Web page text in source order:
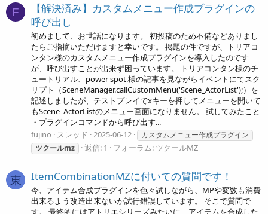
F
【解決済み】カスタムメニュー作成プラグインの
呼び出し
初めまして、お世話になります。 初投稿のため不備などありまし
たらご指摘いただけますと幸いです。 掲題の件ですが、トリアコ
ンタン様のカスタムメニュー作成プラグインを導入したのです
が、呼び出すことが出来ず困っています。 トリアコンタン様のチ
ュートリアル、power spot.様の記事を見ながらイベントにてスク
リプト（SceneManager.callCustomMenu('Scene_ActorList');）を
記述しましたが、テストプレイでxキーを押してメニューを開いて
もScene_ActorListのメニュー画面になりません。 試してみたこと
・プラグインコマンドから呼び出す...
fujino
スレッド 2025-06-12
カスタムメニュー作成プラグイン
ツクールmz
返信: 1 フォーラム: ツクールMZ
東 ItemCombinationMZに付いての質問です！
今、アイテム合成プラグインを色々試しながら、MPや変数も消費
出来るよう改造出来ないか試行錯誤しています。 そこで質問で
す。 最終的にはアトリエシリーズみたいに、アイテムを合成した